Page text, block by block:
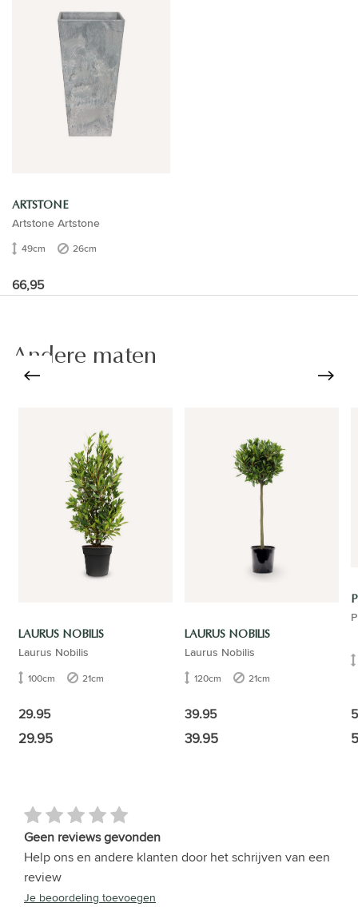
ARTSTONE
Artstone Artstone
49cm 26cm
66,95
Andere maten
LAURUS NOBILIS
Laurus Nobilis
100cm 21cm
29.95
29.95
LAURUS NOBILIS
Laurus Nobilis
120cm 21cm
39.95
39.95
Geen reviews gevonden
Help ons en andere klanten door het schrijven van een
review
Je beoordeling toevoegen